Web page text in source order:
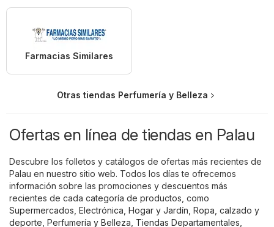
Farmacias Similares
Otras tiendas Perfumería y Belleza
Ofertas en línea de tiendas en Palau
Descubre los folletos y catálogos de ofertas más recientes de
Palau en nuestro sitio web. Todos los días te ofrecemos
información sobre las promociones y descuentos más
recientes de cada categoría de productos, como
Supermercados Electrónica Hogar y Jardín Ropa, calzado y
deporte Perfumería y Belleza Tiendas Departamentales